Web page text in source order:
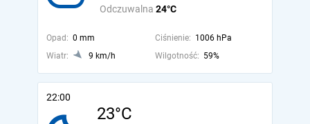
Odczuwalna 24°C
Opad: 0 mm Ciśnienie: 1006 hPa
Wiatr:
9 km/h Wilgotność: 59%
22:00
23°C